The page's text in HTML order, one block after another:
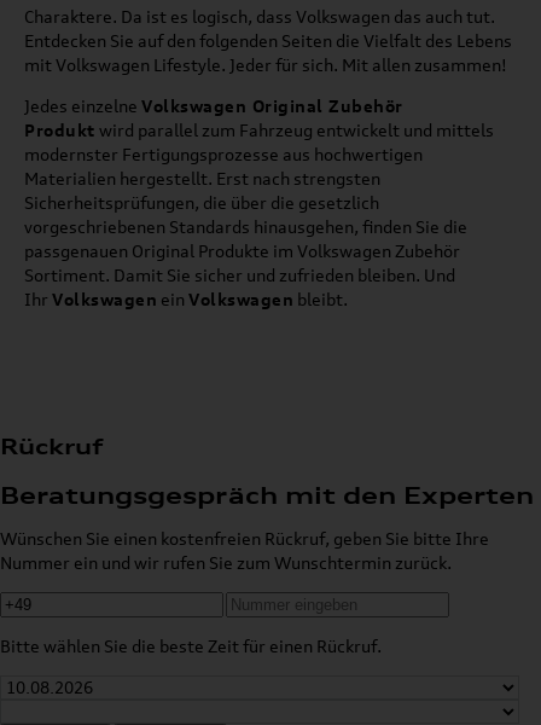
Charaktere. Da ist es logisch, dass Volkswagen das auch tut.
Entdecken Sie auf den folgenden Seiten die Vielfalt des Lebens
mit Volkswagen Lifestyle. Jeder für sich. Mit allen zusammen!
Jedes einzelne Volkswagen Original Zubehör
Produkt wird parallel zum Fahrzeug entwickelt und mittels
modernster Fertigungsprozesse aus hochwertigen
Materialien hergestellt. Erst nach strengsten
Sicherheitsprüfungen, die über die gesetzlich
vorgeschriebenen Standards hinausgehen, finden Sie die
passgenauen Original Produkte im Volkswagen Zubehör
Sortiment. Damit Sie sicher und zufrieden bleiben. Und
Ihr Volkswagen ein Volkswagen bleibt.
Rückruf
Beratungsgespräch mit den Experten
Wünschen Sie einen kostenfreien Rückruf, geben Sie bitte Ihre
Nummer ein und wir rufen Sie zum Wunschtermin zurück.
Bitte wählen Sie die beste Zeit für einen Rückruf.